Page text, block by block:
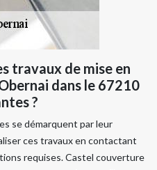
travaux de mise en
dans le 67210
?
se démarquent par leur
ces travaux en contactant
requises. Castel couverture